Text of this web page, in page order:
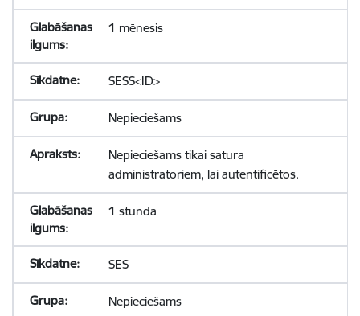
1 mēnesis
SESS<ID>
Nepieciešams
Nepieciešams tikai satura
administratoriem, lai autentificētos.
1 stunda
SES
Nepieciešams